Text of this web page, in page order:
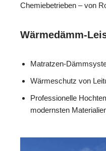
Chemiebetrieben – von
Wärmedämm-
Matratzen-
Wärmeschutz von
Professionelle
modernsten